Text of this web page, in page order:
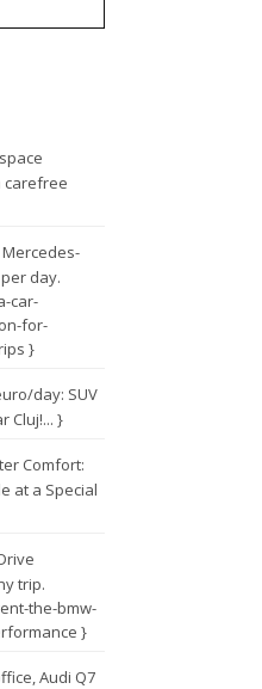
carefree
Mercedes-
day.
car-
for-
}
day: SUV
Cluj!... }
Comfort:
at a Special
trip.
the-bmw-
}
Audi Q7